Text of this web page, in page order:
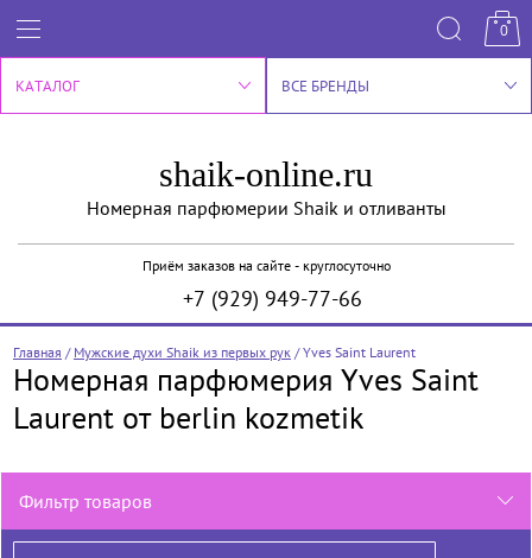
0
КАТАЛОГ ВСЕ БРЕНДЫ
shaik-online.ru
Номерная парфюмерии Shaik и отливанты
Приём заказов на сайте - круглосуточно
+7 (929) 949-77-66
Главная / Мужские духи Shaik из первых рук /Yves Saint Laurent
Номерная парфюмерия Yves Saint
Laurent от berlin kozmetik
Фильтр товаров